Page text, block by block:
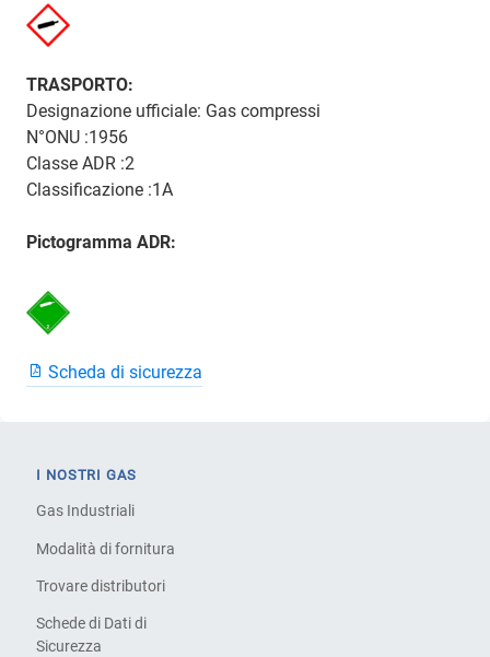
TRASPORTO:
Designazione ufficiale: Gas compressi
N°ONU :1956
Classe ADR :2
Classificazione :1A
Pictogramma ADR:
Scheda di sicurezza
I NOSTRI GAS
Gas Industriali
Modalità di fornitura
Trovare distributori
Schede di Dati di
Sicurezza